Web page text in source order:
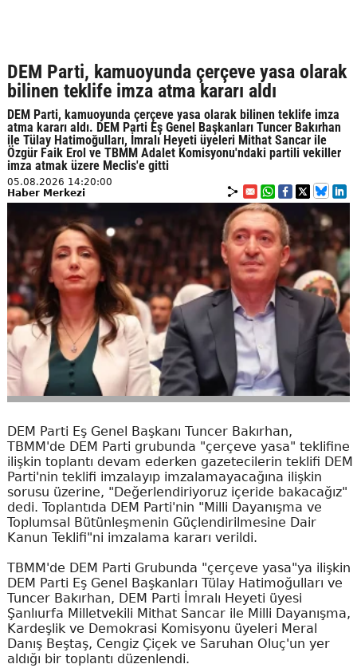
DEM Parti, kamuoyunda çerçeve yasa olarak
bilinen teklife imza atma kararı aldı
DEM Parti, kamuoyunda çerçeve yasa olarak bilinen teklife imza
atma kararı aldı. DEM Parti Eş Genel Başkanları Tuncer Bakırhan
ile Tülay Hatimoğulları, İmralı Heyeti üyeleri Mithat Sancar ile
Özgür Faik Erol ve TBMM Adalet Komisyonu'ndaki partili vekiller
imza atmak üzere Meclis'e gitti
05.08.2026 14:20:00
Haber Merkezi
DEM Parti Eş Genel Başkanı Tuncer Bakırhan,
TBMM'de DEM Parti grubunda "çerçeve yasa" teklifine
ilişkin toplantı devam ederken gazetecilerin teklifi DEM
Parti'nin teklifi imzalayıp imzalamayacağına ilişkin
sorusu üzerine, "Değerlendiriyoruz içeride bakacağız"
dedi. Toplantıda DEM Parti'nin "Milli Dayanışma ve
Toplumsal Bütünleşmenin Güçlendirilmesine Dair
Kanun Teklifi"ni imzalama kararı verildi.
TBMM'de DEM Parti Grubunda "çerçeve yasa"ya ilişkin
DEM Parti Eş Genel Başkanları Tülay Hatimoğulları ve
Tuncer Bakırhan, DEM Parti İmralı Heyeti üyesi
Şanlıurfa Milletvekili Mithat Sancar ile Milli Dayanışma,
Kardeşlik ve Demokrasi Komisyonu üyeleri Meral
Danış Beştaş, Cengiz Çiçek ve Saruhan Oluç'un yer
aldığı bir toplantı düzenlendi.